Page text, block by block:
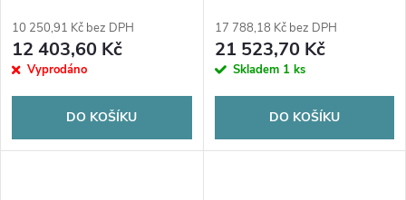
10 250,91 Kč bez DPH
12 403,60 Kč
Vyprodáno
DO KOŠÍKU
17 788,18 Kč bez DPH
21 523,70 Kč
Skladem 1 ks
DO KOŠÍKU